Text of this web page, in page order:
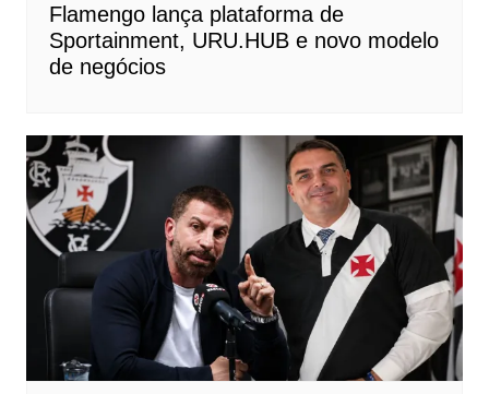
Flamengo lança plataforma de
Sportainment, URU.HUB e novo modelo
de negócios